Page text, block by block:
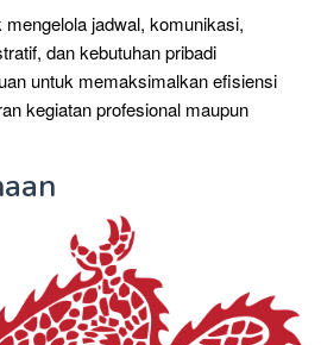
jadwal, komunikasi,
dan kebutuhan pribadi
untuk memaksimalkan efisiensi
kegiatan profesional maupun